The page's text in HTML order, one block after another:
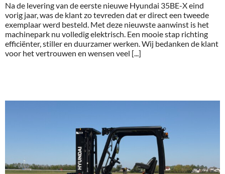
Na de levering van de eerste nieuwe Hyundai 35BE-X eind
vorig jaar, was de klant zo tevreden dat er direct een tweede
exemplaar werd besteld. Met deze nieuwste aanwinst is het
machinepark nu volledig elektrisch. Een mooie stap richting
efficiënter, stiller en duurzamer werken. Wij bedanken de klant
voor het vertrouwen en wensen veel [...]